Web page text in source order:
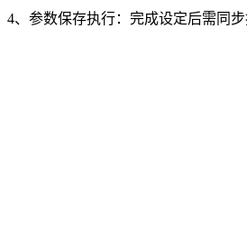
4、参数保存执行：完成设定后需同